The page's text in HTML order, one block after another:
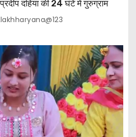
दहिया की 24 घंटे में गुरुग्राम